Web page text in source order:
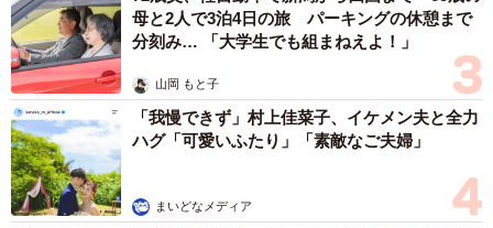
母と2人で3泊4日の旅 パーキングの休憩まで
分刻み… 「大学生でも組まねえよ！」
山岡 もと子
「我慢できず」村上佳菜子、イケメン夫と全力
ハグ「可愛いふたり」「素敵なご夫婦」
まいどなメディア